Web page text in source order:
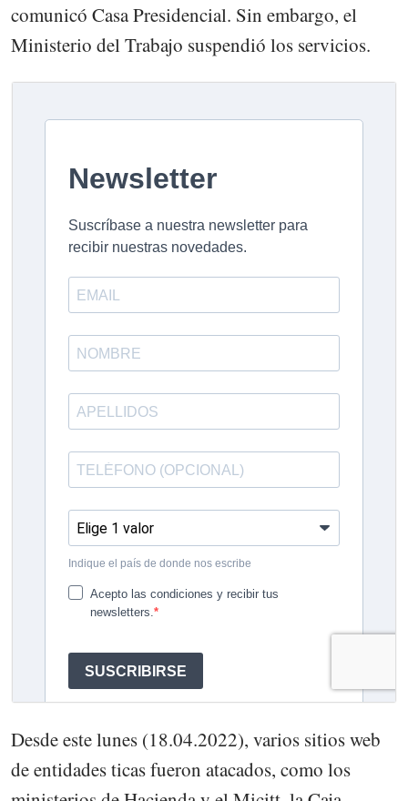
comunicó Casa Presidencial. Sin embargo, el
Ministerio del Trabajo suspendió los servicios.
Desde este lunes (18.04.2022), varios sitios web
de entidades ticas fueron atacados, como los